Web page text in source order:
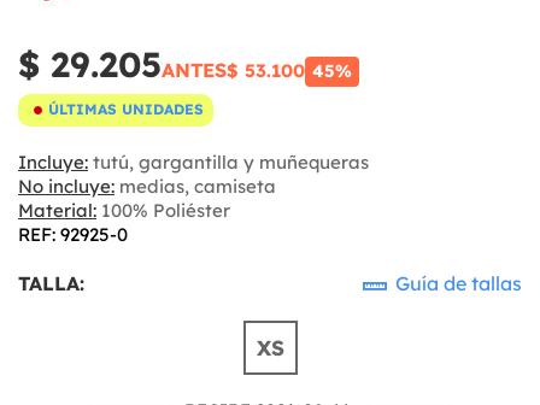
$ 29.205ANTES$ 53.100 45%
ÚLTIMAS UNIDADES
Incluye: tutú, gargantilla y muñequeras
No incluye: medias, camiseta
Material: 100% Poliéster
REF: 92925-0
TALLA: Guía de tallas
XS